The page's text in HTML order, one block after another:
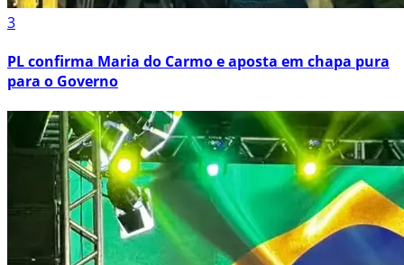
3
PL confirma Maria do Carmo e aposta em chapa pura
para o Governo